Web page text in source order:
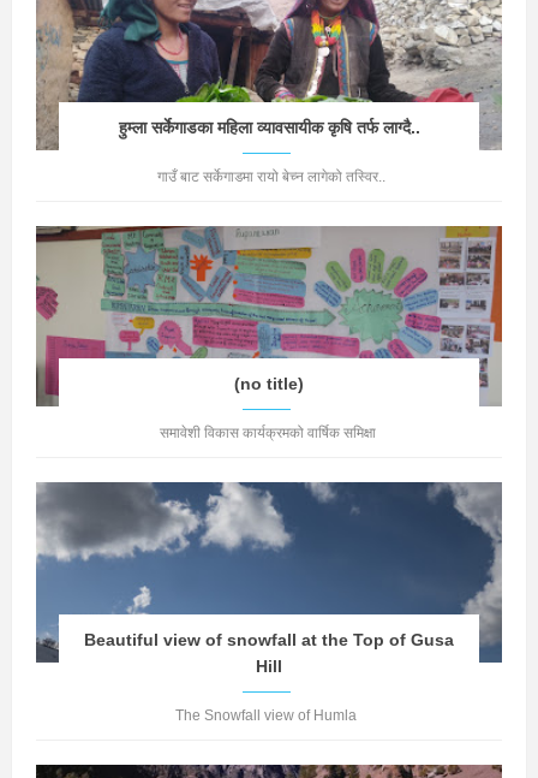
हुम्ला सर्केगाडका महिला व्यावसायीक कृषि तर्फ लाग्दै..
गाउँ बाट सर्केगाडमा रायो बेच्न लागेको तस्विर..
(no title)
समावेशी विकास कार्यक्रमको वार्षिक समिक्षा
Beautiful view of snowfall at the Top of Gusa
Hill
The Snowfall view of Humla